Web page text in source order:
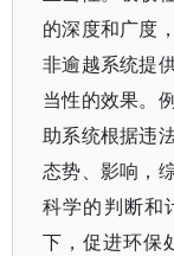
的深度和广度
非逾越系统提
当性的效果。
助系统根据违
态势、影响，
科学的判断和
下，促进环保